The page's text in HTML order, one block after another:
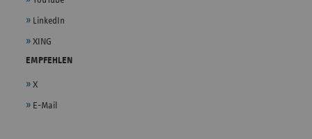
LinkedIn
XING
EMPFEHLEN
X
E-Mail